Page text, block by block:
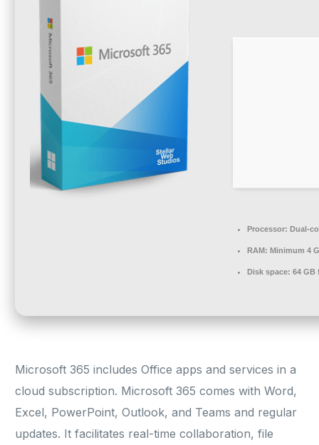
Processor: Dual-
RAM: Minimum 4
Disk space: 64 GB
Microsoft 365 includes Office apps and services in a
cloud subscription. Microsoft 365 comes with Word,
Excel, PowerPoint, Outlook, and Teams and regular
updates. It facilitates real-time collaboration, file